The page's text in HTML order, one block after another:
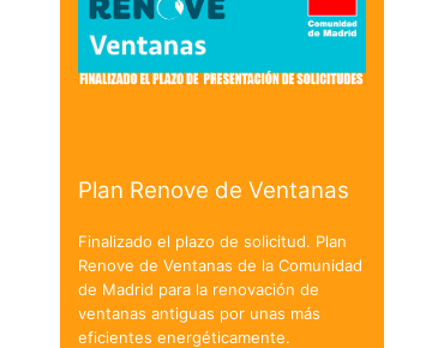
Plan Renove de Ventanas
Finalizado el plazo de solicitud. Plan
Renove de Ventanas de la Comunidad
de Madrid para la renovación de
ventanas antiguas por unas más
eficientes energéticamente.